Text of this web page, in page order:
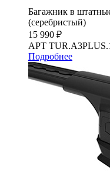
Багажник в
(серебристый)
15 990 ₽
АРТ
Подробнее